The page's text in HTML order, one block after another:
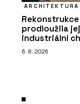
ARCHITEKTURA
prodloužila
industriální
6. 8. 2026